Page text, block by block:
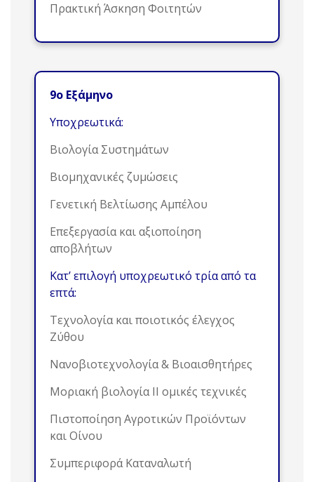
Πρακτική Άσκηση Φοιτητών
9ο Εξάμηνο
Υποχρεωτικά:
Βιολογία Συστημάτων
Βιομηχανικές ζυμώσεις
Γενετική Βελτίωσης Αμπέλου
Επεξεργασία και αξιοποίηση
αποβλήτων
Κατ’ επιλογή υποχρεωτικό τρία από τα
επτά:
Τεχνολογία και ποιοτικός έλεγχος
Ζύθου
Νανοβιοτεχνολογία & Βιοαισθητήρες
Μοριακή βιολογία ΙΙ ομικές τεχνικές
Πιστοποίηση Αγροτικών Προϊόντων
και Οίνου
Συμπεριφορά Καταναλωτή